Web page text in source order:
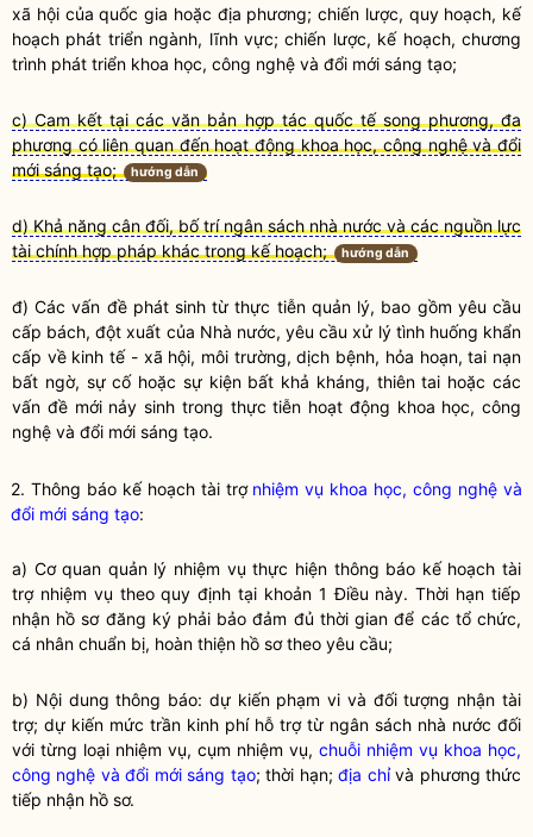
xã hội củaquốc gia hoặc địa phương; chiến lược, quy hoạch, kế
hoạch phát triển ngành, lĩnh vực; chiến lược, kế hoạch, chương
trình phát triển khoa học, công nghệ và đổi mới sáng tạo;
c) Cam kết tại các văn bản hợp tác quốc tế song phương, đa
phương có liên quan đến hoạt động khoa học, công nghệ và đổi
mới sáng tạo;
hướng dẫn
d) Khả năng cân đối, bố trí ngân sách nhà nước và các nguồn lực
tài chính hợp pháp khác trong kế hoạch;
hướng dẫn
đ) Các vấn đề phát sinh từ thực tiễn quản lý, bao gồm yêu cầu
cấp bách, đột xuất của Nhà nước, yêu cầu xử lý tình huống khẩn
cấp về kinh tế - xã hội, môi trường, dịch bệnh, hỏa hoạn, tai nạn
bất ngờ, sự cố hoặc sự kiện bất khả kháng, thiên tai hoặc các
vấn đề mới nảy sinh trong thực tiễn hoạt động khoa học, công
nghệ và đổi mới sáng tạo.
2. Thông báo kế hoạch tài trợ nhiệm vụ khoa học, công nghệ và
đổi mới sáng tạo:
a) Cơ quan quản lý nhiệm vụ thực hiện thông báo kế hoạch tài
trợ nhiệm vụ theo quy định tại khoản 1 Điều này. Thời hạn tiếp
nhận hồ sơ đăng ký phải bảo đảm đủ thời gian để các tổ chức,
cá nhân chuẩn bị, hoàn thiện hồ sơ theo yêu cầu;
b) Nội dung thông báo: dự kiến phạm vi và đối tượng nhận tài
trợ; dự kiến mức trần kinh phí hỗ trợ từ ngân sách nhà nước đối
với từng loại nhiệm vụ, cụm nhiệm vụ, chuỗi nhiệm vụ khoa học,
công nghệ và đổi mới sáng tạo; thời hạn;địa chỉvà phương thức
tiếp nhận hồ sơ.